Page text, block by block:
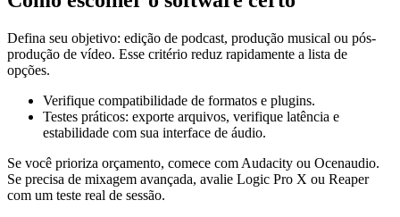
Defina seu objetivo: edição de podcast, produção musical ou pós-
produção de vídeo. Esse critério reduz rapidamente a lista de
opções.
Verifique compatibilidade de formatos e plugins.
Testes práticos: exporte arquivos, verifique latência e
estabilidade com sua interface de áudio.
Se você prioriza orçamento, comece com Audacity ou Ocenaudio.
Se precisa de mixagem avançada, avalie Logic Pro X ou Reaper
com um teste real de sessão.